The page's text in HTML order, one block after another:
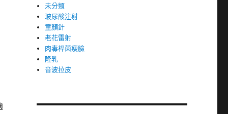
未分類
玻尿酸注射
童顏針
老花雷射
肉毒桿菌瘦臉
隆乳
音波拉皮